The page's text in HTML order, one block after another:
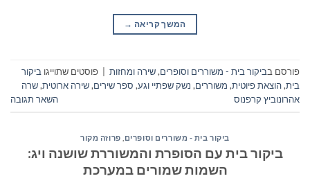
המשך קריאה →
פורסם בביקור בית - משוררים וסופרים,שירה ומחזות פוסטים שתוייגו ביקור
בית,הוצאת פיוטית, משוררים, נשק שפתיי וגע, ספר שירים,שירה ארוטית,שרה
אהרונוביץ קרפנוס
השאר תגובה
ביקור בית - משוררים וסופרים פרוזה מקור
ביקור בית עם הסופרת והמשוררת שושנה ויג:
השמות שמורים במערכת